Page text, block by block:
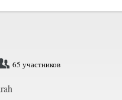
65 участников